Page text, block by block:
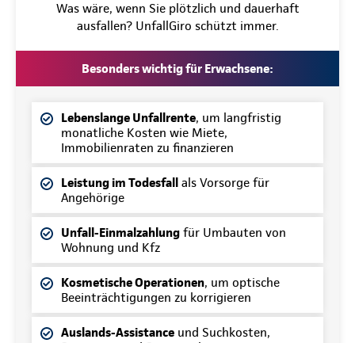
Was wäre, wenn Sie plötzlich und dauerhaft
ausfallen? UnfallGiro schützt immer.
Besonders wichtig für Erwachsene:
Lebenslange Unfallrente, um langfristig
monatliche Kosten wie Miete,
Immobilienraten zu finanzieren
Leistung im Todesfall
als Vorsorge für
Angehörige
Unfall-Einmalzahlung für Umbauten von
Wohnung und Kfz
Kosmetische Operationen, um optische
Beeinträchtigungen zu korrigieren
Auslands-Assistance und Suchkosten,